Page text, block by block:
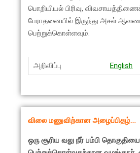
பொறியியல் பிரிவு,
பேராதனையில் இருந்து அசல்
பெற்றுக்கொள்ளவும்.
அறிவிப்பு English
விலை மணுவிற்கான அழைப்பிதழ்…
ஒரு சூரிய வலு நீர் பம்பி தொகுதி​யை